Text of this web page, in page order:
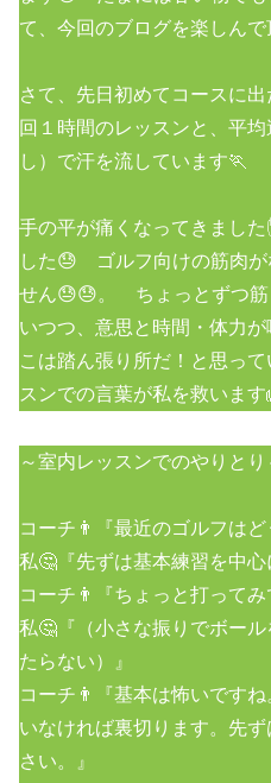
て、今回のブログを楽しんで
さて、先日初めてコースに
回１時間のレッスンと、平
し）で汗を流しています🏃
手の平が痛くなってきまし
した😓 ゴルフ向けの筋肉が
せん😓😓。 ちょっとずつ筋
いつつ、意思と時間・体力
こは踏ん張り所だ！と思っ
スンでの言葉が私を救います
～室内レッスンでのやりとり
コーチ👨『最近のゴルフはど
私🤔『先ずは基本練習を中心
コーチ👨『ちょっと打ってみ
私🤔『（小さな振りでボー
たらない）』
コーチ👨『基本は怖いです
いなければ裏切ります。先
さい。』